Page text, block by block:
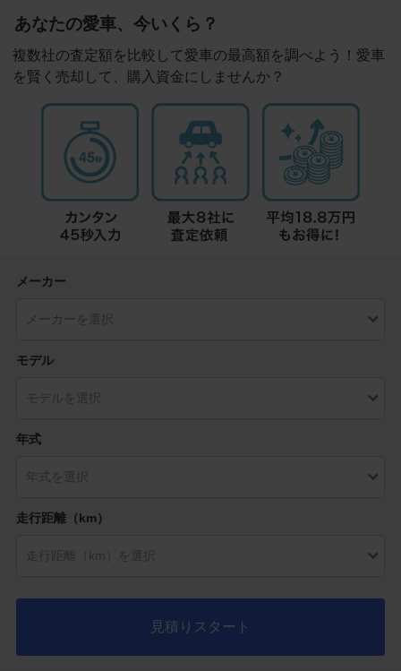
あなたの愛車、今いくら？
複数社の査定額を比較して愛車の最高額を調べよう！愛車
を賢く売却して、購入資金にしませんか？
メーカー
モデル
年式
走行距離（km）
見積りスタート